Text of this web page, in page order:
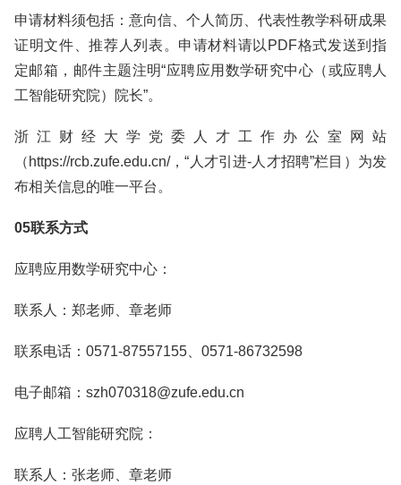
申请材料须包括：意向信、个人简历、代表性教学科研成果
证明文件、推荐人列表。申请材料请以PDF格式发送到指
定邮箱，邮件主题注明“应聘应用数学研究中心（或应聘人
工智能研究院）院长”。
浙江财经大学党委人才工作办公室网站
（https://rcb.zufe.edu.cn/，“人才引进-人才招聘”栏目）为发
布相关信息的唯一平台。
05联系方式
应聘应用数学研究中心：
联系人：郑老师、章老师
联系电话：0571-87557155、0571-86732598
电子邮箱：szh070318@zufe.edu.cn
应聘人工智能研究院：
联系人：张老师、章老师